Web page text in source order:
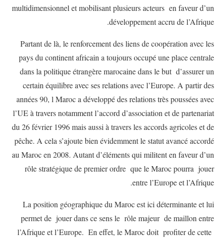
multidimensionnel et mobilisant plusieurs acteurs en faveur d’un
développement accru de l’Afrique.
Partant de là, le renforcement des liens de coopération avec les
pays du continent africain a toujours occupé une place centrale
dans la politique étrangère marocaine dans le but d’assurer un
certain équilibre avec ses relations avec l’Europe. A partir des
années 90, l Maroc a développé des relations très poussées avec
l’UE à travers notamment l’accord d’association et de partenariat
du 26 février 1996 mais aussi à travers les accords agricoles et de
pêche. A cela s’ajoute bien évidemment le statut avancé accordé
au Maroc en 2008. Autant d’éléments qui militent en faveur d’un
rôle stratégique de premier ordre que le Maroc pourra jouer
entre l’Europe et l’Afrique.
La position géographique du Maroc est ici déterminante et lui
permet de jouer dans ce sens le rôle majeur de maillon entre
l’Afrique et l’Europe. En effet, le Maroc doit profiter de cette